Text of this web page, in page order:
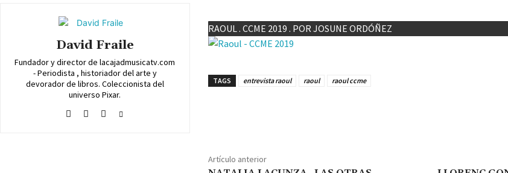
David Fraile
Fundador y director de lacajadmusicatv.com
- Periodista , historiador del arte y
devorador de libros. Coleccionista del
universo Pixar.
RAOUL . CCME 2019 . POR JOSUNE ORDÓÑEZ
TAGS entrevista raoul raoul raoul ccme
Artículo anterior